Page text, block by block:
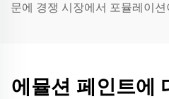
문에 경쟁 시장에서 포뮬레이
에뮬션 페인트에